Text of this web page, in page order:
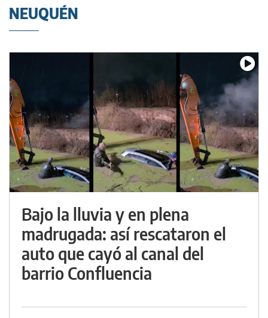
NEUQUÉN
Bajo la lluvia y en plena
madrugada: así rescataron el
auto que cayó al canal del
barrio Confluencia